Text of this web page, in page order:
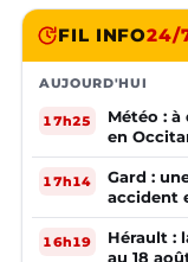
FIL INFO24/
AUJOURD'HUI
17h25
Météo :
en
17h14
Gard :
accident
16h19
Hérault :
au 18